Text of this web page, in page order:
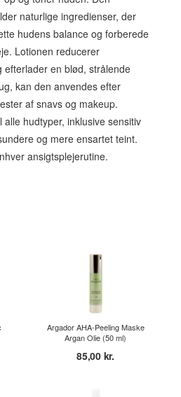
naturlige ingredienser, der
hudens balance og forberede
Lotionen reducerer
efterlader en blød, strålende
kan den anvendes efter
af snavs og makeup.
hudtyper, inklusive sensitiv
og mere ensartet teint.
ansigtsplejerutine.
Argador AHA-Peeling Maske
Argan Olie (50 ml)
85,00 kr.